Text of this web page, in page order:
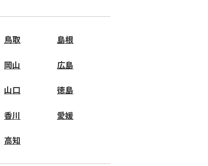
鳥取 島根
岡山 広島
山口 徳島
香川 愛媛
高知